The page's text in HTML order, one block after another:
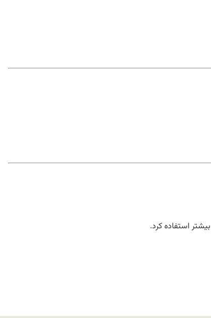
استفاده کرد.